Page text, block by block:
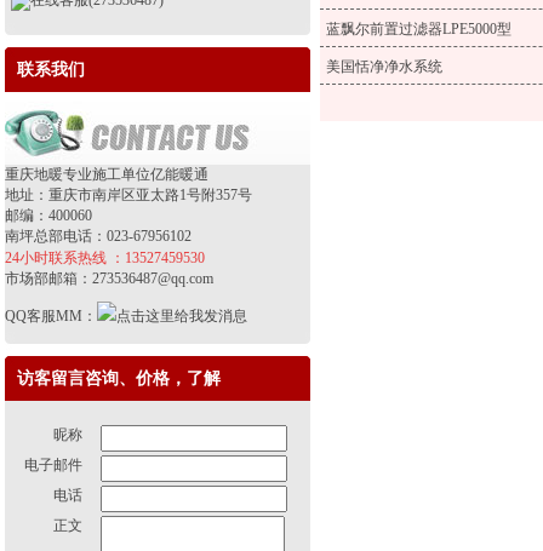
联系我们
重庆地暖专业施工单位亿能暖通
地址：重庆市南岸区亚太路1号附357号
邮编：400060
南坪总部电话：023-67956102
24小时联系热线 ：13527459530
市场部邮箱：273536487@qq.com
QQ客服MM：
访客留言咨询、价格，了解
昵称
电子邮件
电话
正文
蓝飘尔前置过滤器LPE5000型
美国恬净净水系统